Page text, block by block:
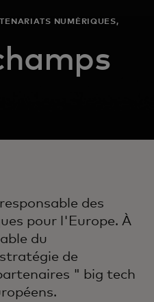
NUMÉRIQUES,
des
pour l'Europe. À
du
de
" big tech